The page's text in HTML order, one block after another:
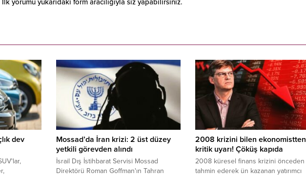
İlk yorumu yukarıdaki form aracılığıyla siz yapabilirsiniz.
dev
Mossad’da İran krizi: 2 üst düzey
yetkili görevden alındı
İsrail Dış İstihbarat Servisi Mossad
Direktörü Roman Goffman'ın Tahran
2008 krizini bilen ekonomistten
kritik uyarı! Çöküş kapıda
2008 küresel finans krizini önceden
tahmin ederek ün kazanan yatırımcı